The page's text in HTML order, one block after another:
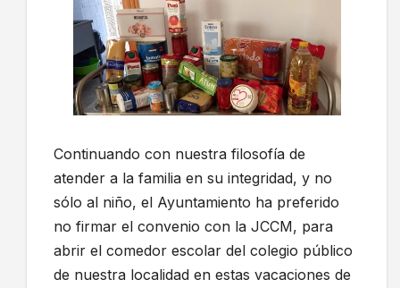
Continuando con nuestra filosofía de
atender a la familia en su integridad, y no
sólo al niño, el Ayuntamiento ha preferido
no firmar el convenio con la JCCM, para
abrir el comedor escolar del colegio público
de nuestra localidad en estas vacaciones de